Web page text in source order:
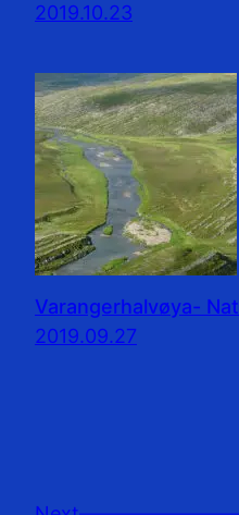
2019.10.23
Varangerhalvøya-
2019.09.27